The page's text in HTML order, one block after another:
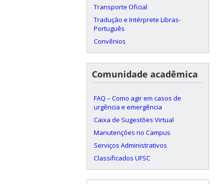
Transporte Oficial
Tradução e Intérprete Libras-
Português
Convênios
Comunidade acadêmica
FAQ – Como agir em casos de
urgência e emergência
Caixa de Sugestões Virtual
Manutenções no Campus
Serviços Administrativos
Classificados UFSC